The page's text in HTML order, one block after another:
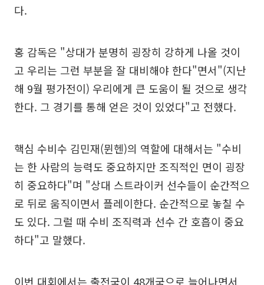
다.
홍 감독은 "상대가 분명히 굉장히 강하게 나올 것이
고 우리는 그런 부분을 잘 대비해야 한다"면서"(지난
해 9월 평가전이) 우리에게 큰 도움이 될 것으로 생각
한다. 그 경기를 통해 얻은 것이 있었다"고 전했다.
핵심 수비수 김민재(뮌헨)의 역할에 대해서는 "수비
는 한 사람의 능력도 중요하지만 조직적인 면이 굉장
히 중요하다"며 "상대 스트라이커 선수들이 순간적으
로 뒤로 움직이면서 플레이한다. 순간적으로 놓칠 수
도 있다. 그럴 때 수비 조직력과 선수 간 호흡이 중요
하다"고 말했다.
이번 대회에서는 출전국이 48개국으로 늘어나면서